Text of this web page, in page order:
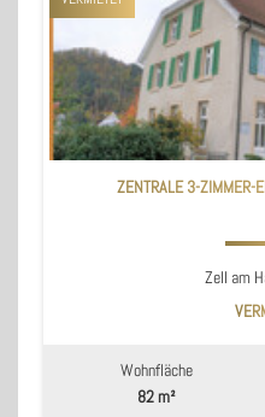
ZENTRALE 3-ZIMMER-
Zell am
Wohnfläche
82 m²